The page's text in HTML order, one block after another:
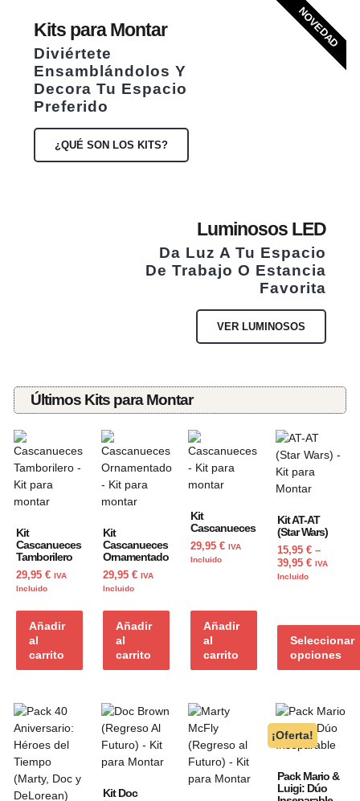
Kits para Montar
Diviértete
Ensamblándolos Y
Decora Tu Espacio
Preferido
¿QUÉ SON LOS KITS?
NOVEDAD
Luminosos LED
Da Luz A Tu Espacio
De Trabajo O Estancia
Favorita
VER LUMINOSOS
Últimos Kits para Montar
Kit
Cascanueces
Tamborilero
29,95 € IVA
Incluido
Añadir
al
carrito
Kit
Cascanueces
Ornamentado
29,95€ IVA
Incluido
Añadir
al
carrito
Kit
Cascanueces
29,95 € IVA
Incluido
Añadir
al
carrito
Kit AT-AT
(Star Wars)
15,95€ –
39,95€ IVA
Incluido
Seleccionar
opciones
Kit Doc
¡Oferta!
Pack Mario &
Luigi: Dúo